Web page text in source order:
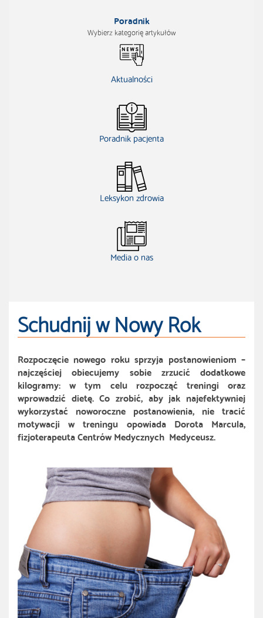
Poradnik
Wybierz kategorię artykułów
Aktualności
Poradnik pacjenta
Leksykon zdrowia
Media o nas
Schudnij w Nowy Rok
Rozpoczęcie nowego roku sprzyja postanowieniom –
najczęściej obiecujemy sobie zrzucić dodatkowe
kilogramy: w tym celu rozpocząć treningi oraz
wprowadzić dietę. Co zrobić, aby jak najefektywniej
wykorzystać noworoczne postanowienia, nie tracić
motywacji w treningu opowiada Dorota Marcula,
fizjoterapeuta Centrów Medycznych Medyceusz.